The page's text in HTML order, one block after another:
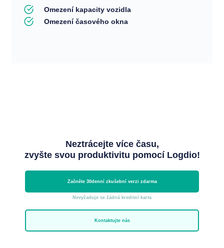
Omezení kapacity vozidla
Omezení časového okna
Neztrácejte více času,
zvyšte svou produktivitu pomocí Logdio!
Začněte 30denní zkušební verzi zdarma
Nevyžaduje se žádná kreditní karta
Kontaktujte nás